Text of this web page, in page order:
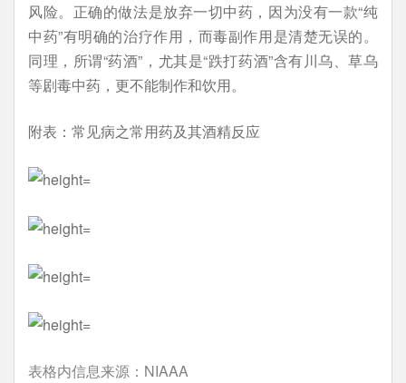
风险。正确的做法是放弃一切中药，因为没有一款“纯
中药”有明确的治疗作用，而毒副作用是清楚无误的。
同理，所谓“药酒”，尤其是“跌打药酒”含有川乌、草乌
等剧毒中药，更不能制作和饮用。
附表：常见病之常用药及其酒精反应
表格内信息来源：NIAAA